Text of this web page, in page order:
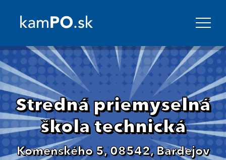
Stredná priemyselná
škola technická
Komenského 5, 08542, Bardejov